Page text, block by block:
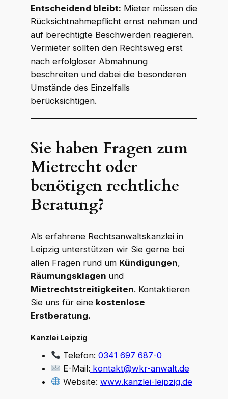
Entscheidend bleibt: Mieter müssen die
Rücksichtnahmepflicht ernst nehmen und
auf berechtigte Beschwerden reagieren.
Vermieter sollten den Rechtsweg erst
nach erfolgloser Abmahnung
beschreiten und dabei die besonderen
Umstände des Einzelfalls
berücksichtigen.
Sie haben Fragen zum
Mietrecht oder
benötigen rechtliche
Beratung?
Als erfahrene Rechtsanwaltskanzlei in
Leipzig unterstützen wir Sie gerne bei
allen Fragen rund um Kündigungen,
Räumungsklagen und
Mietrechtstreitigkeiten. Kontaktieren
Sie uns für eine kostenlose
Erstberatung.
Kanzlei Leipzig
Telefon: 0341 697 687-0
E-Mail: kontakt@wkr-anwalt.de
Website: www.kanzlei-leipzig.de